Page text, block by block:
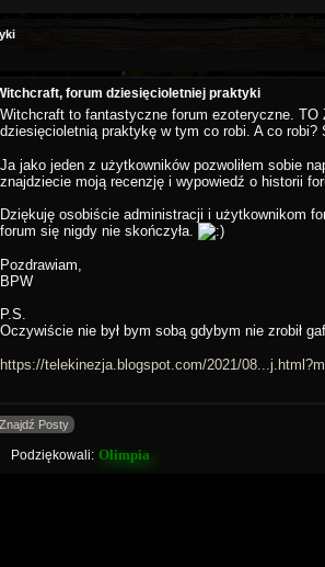
forum dziesięcioletniej praktyki
Witchcraft to fantastyczne forum ezoteryczne.
dziesięcioletnią praktykę w tym co robi. A co
Ja jako jeden z użytkowników pozwoliłem sobie
znajdziecie moją recenzję i wypowiedź o historii
Dziękuję osobiście administracji i użytkownikom
forum się nigdy nie skończyła.
Pozdrawiam,
BPW
P.S.
Oczywiście nie był bym sobą gdybym nie zrobił
https://telekinezja.blogspot.com/2021/
Znajdź Posty
Podziękowali: Olimpia